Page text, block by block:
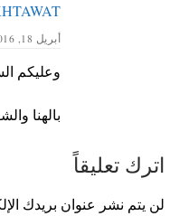
أبريل 18, 2016 AT 5:58 م
وعليكم
بالهنا
اترك تعليقاً
لن يتم نشر عنوان بريدك